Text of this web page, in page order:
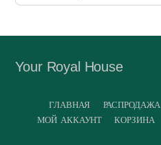
Your Royal House
ГЛАВНАЯ РАСПРОДАЖА
МОЙ АККАУНТ
КОРЗИНА